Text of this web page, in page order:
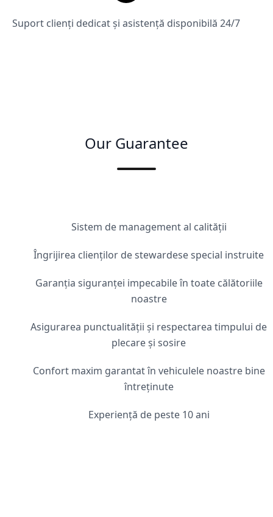
Suport clienți dedicat și asistență disponibilă 24/7
Our Guarantee
Sistem de management al calității
Îngrijirea clienților de stewardese special instruite
Garanția siguranței impecabile în toate călătoriile
noastre
Asigurarea punctualității și respectarea timpului de
plecare și sosire
Confort maxim garantat în vehiculele noastre bine
întreținute
Experiență de peste 10 ani